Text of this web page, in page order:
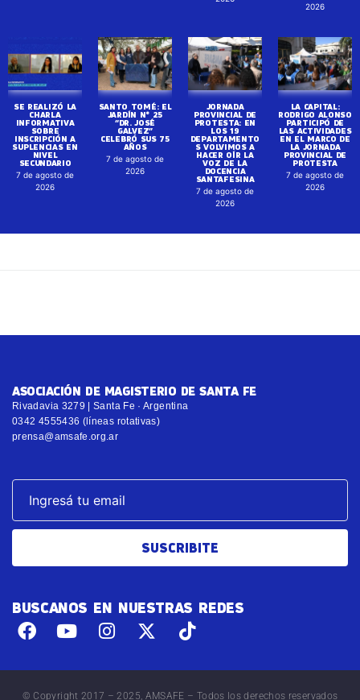
2026
SE REALIZÓ LA
CHARLA
INFORMATIVA
SOBRE
INSCRIPCIÓN A
SUPLENCIAS EN
NIVEL
SECUNDARIO
7 de agosto de
2026
SANTO TOMÉ: EL
JARDÍN N° 25
“DR. JOSÉ
GALVEZ”
CELEBRÓ SUS 75
AÑOS
7 de agosto de
2026
JORNADA
PROVINCIAL DE
PROTESTA: EN
LOS 19
DEPARTAMENTO
S VOLVIMOS A
HACER OÍR LA
VOZ DE LA
DOCENCIA
SANTAFESINA
7 de agosto de
2026
LA CAPITAL:
RODRIGO ALONSO
PARTICIPÓ DE
LAS ACTIVIDADES
EN EL MARCO DE
LA JORNADA
PROVINCIAL DE
PROTESTA
7 de agosto de
2026
ASOCIACIÓN DE MAGISTERIO DE SANTA FE
Rivadavia 3279 | Santa Fe · Argentina
0342 4555436 (líneas rotativas)
prensa@amsafe.org.ar
SUSCRIBITE
BUSCANOS EN NUESTRAS REDES
© Copyright 2017 – 2025, AMSAFE – Todos los derechos reservados